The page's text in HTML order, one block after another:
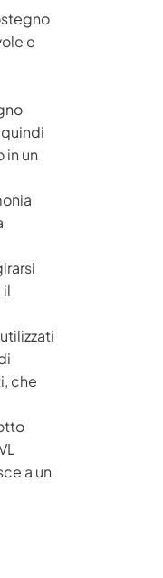
e
in un
il
che
a un